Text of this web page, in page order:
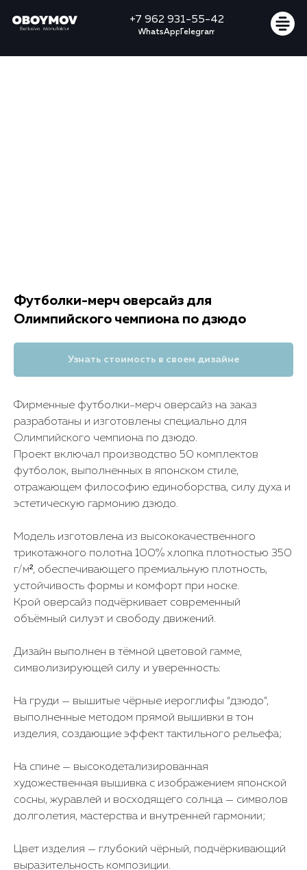
Узнать стоимость
+7 962 931-55-42
WhatsAppTelegram
Футболки-мерч оверсайз для
Олимпийского чемпиона по дзюдо
Узнать стоимость в своем дизайне
Фирменные футболки-мерч оверсайз на заказ
разработаны и изготовлены специально для
Олимпийского чемпиона по дзюдо.
Проект включал производство 50 комплектов
футболок, выполненных в японском стиле,
отражающем философию единоборства, силу духа и
эстетическую гармонию дзюдо.
Модель изготовлена из высококачественного
трикотажного полотна 100% хлопка плотностью 350
г/м², обеспечивающего премиальную плотность,
устойчивость формы и комфорт при носке.
Крой оверсайз подчёркивает современный
объёмный силуэт и свободу движений.
Дизайн выполнен в тёмной цветовой гамме,
символизирующей силу и уверенность:
На груди — вышитые чёрные иероглифы “дзюдо”,
выполненные методом прямой вышивки в тон
изделия, создающие эффект тактильного рельефа;
На спине — высокодетализированная
художественная вышивка с изображением японской
сосны, журавлей и восходящего солнца — символов
долголетия, мастерства и внутренней гармонии;
Цвет изделия — глубокий чёрный, подчёркивающий
выразительность композиции.